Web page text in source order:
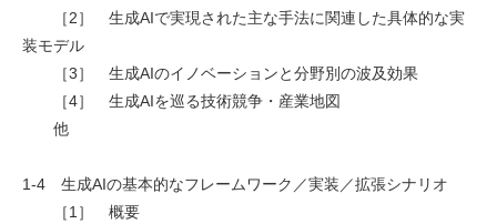
［2］ 生成AIで実現された主な手法に関連した具体的な実
装モデル
［3］ 生成AIのイノベーションと分野別の波及効果
［4］ 生成AIを巡る技術競争・産業地図
他
1-4 生成AIの基本的なフレームワーク／実装／拡張シナリオ
［1］ 概要